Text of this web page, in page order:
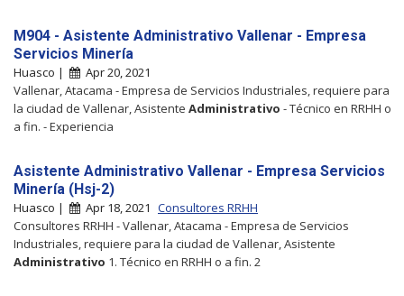
M904 - Asistente Administrativo Vallenar - Empresa
Servicios Minería
Huasco |
Apr 20, 2021
Vallenar, Atacama - Empresa de Servicios Industriales, requiere para
la ciudad de Vallenar, Asistente Administrativo - Técnico en RRHH o
a fin. - Experiencia
Asistente Administrativo Vallenar - Empresa Servicios
Minería (Hsj-2)
Huasco | Apr 18, 2021 Consultores RRHH
Consultores RRHH - Vallenar, Atacama - Empresa de Servicios
Industriales, requiere para la ciudad de Vallenar, Asistente
Administrativo 1. Técnico en RRHH o a fin. 2